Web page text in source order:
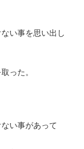
い事を思い出し
った。
い事があって